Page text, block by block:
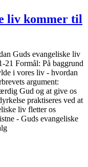
liv kommer til
Guds evangeliske liv
21 Formål: På baggrund
i vores liv - hvordan
argument:
Gud og at give os
praktiseres ved at
liv fletter os
- Guds evangeliske